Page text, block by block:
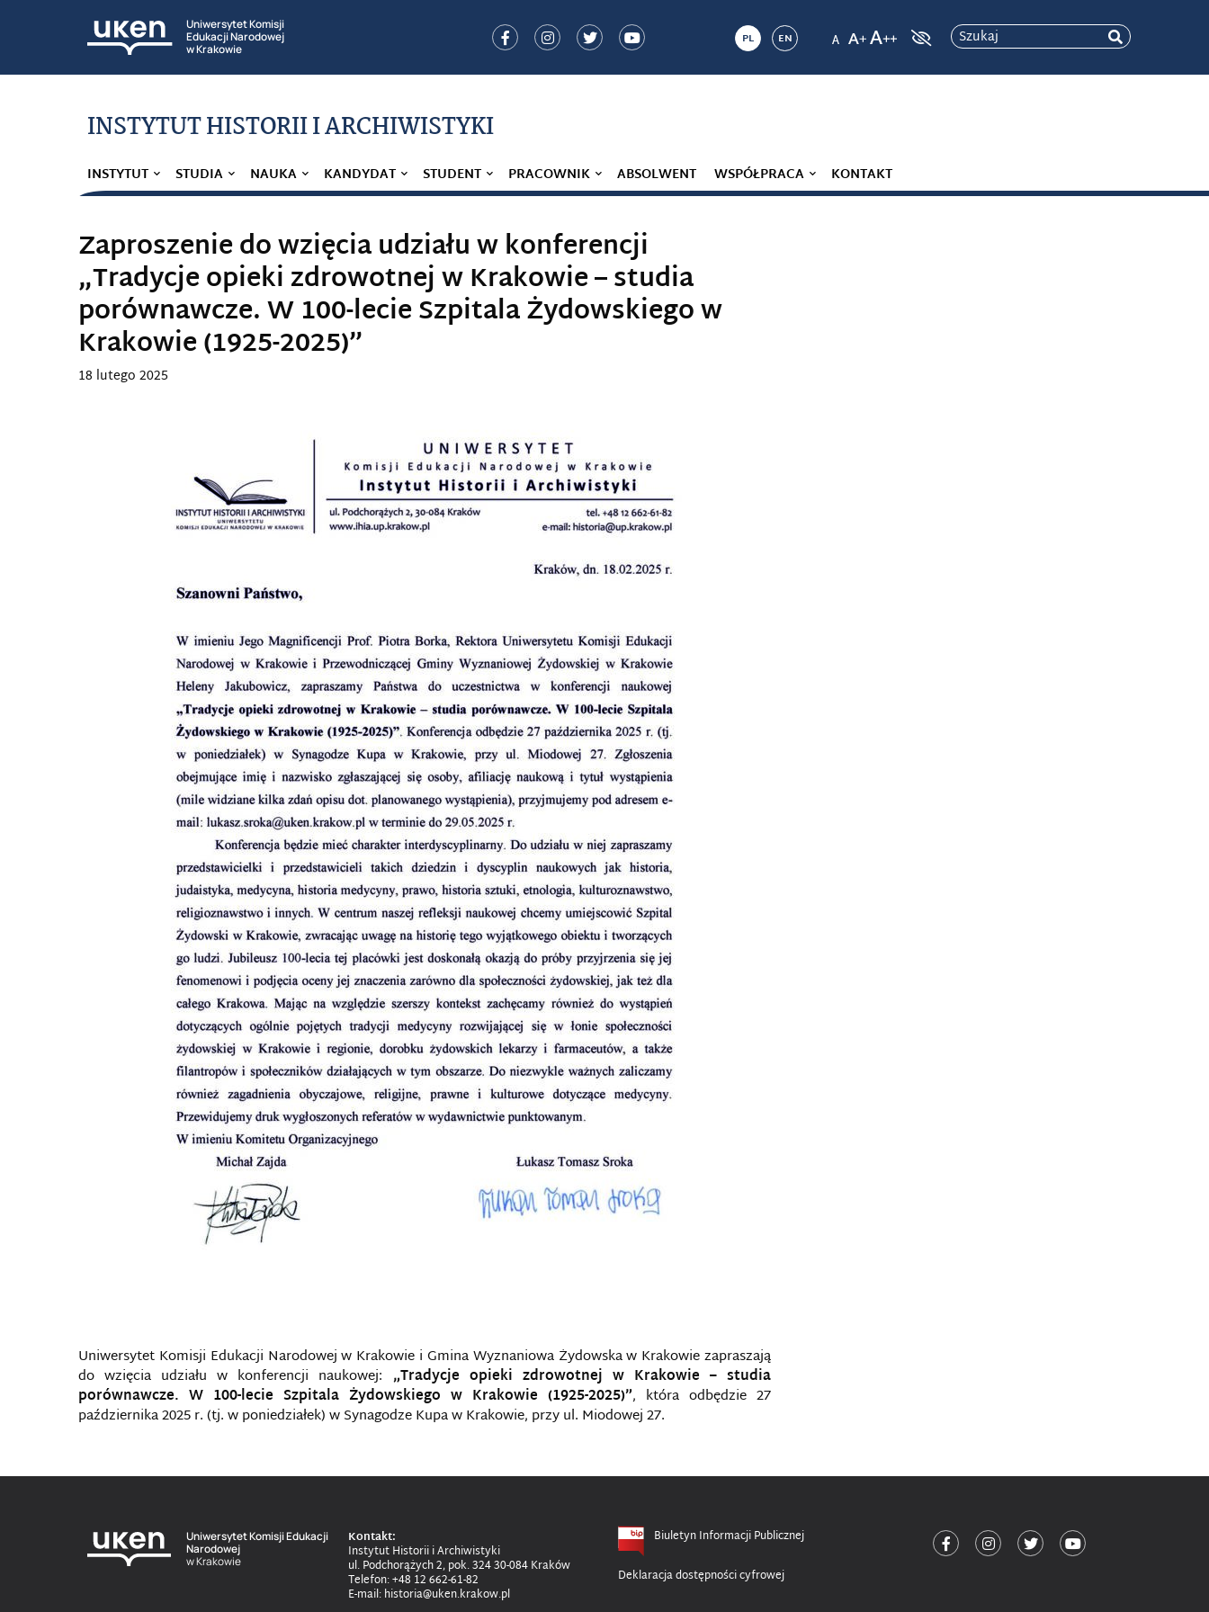
Uniwersytet Komisji
Edukacji Narodowej
w Krakowie
PL EN Szukaj
INSTYTUT HISTORII I ARCHIWISTYKI
INSTYTUT STUDIA NAUKA KANDYDAT STUDENT PRACOWNIK ABSOLWENT WSPÓŁPRACA KONTAKT
Zaproszenie do wzięcia udziału w konferencji
„Tradycje opieki zdrowotnej w Krakowie – studia
porównawcze. W 100-lecie Szpitala Żydowskiego w
Krakowie (1925-2025)”
18 lutego 2025
Uniwersytet Komisji Edukacji Narodowej w Krakowie i Gmina Wyznaniowa Żydowska w Krakowie zapraszają
do wzięcia udziału w konferencji naukowej: „Tradycje opieki zdrowotnej w Krakowie – studia
porównawcze. W 100-lecie Szpitala Żydowskiego w Krakowie (1925-2025)”, która odbędzie 27
października 2025 r. (tj. w poniedziałek) w Synagodze Kupa w Krakowie, przy ul. Miodowej 27.
Uniwersytet Komisji Edukacji
Narodowej
w Krakowie
Kontakt:
Instytut Historii i Archiwistyki
ul. Podchorążych 2, pok. 324 30-084 Kraków
Telefon: +48 12 662-61-82
E-mail: historia@uken.krakow.pl
Biuletyn Informacji Publicznej
Deklaracja dostępności cyfrowej